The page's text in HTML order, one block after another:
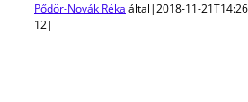
Pődör-Novák Réka által|2018-11-
12|